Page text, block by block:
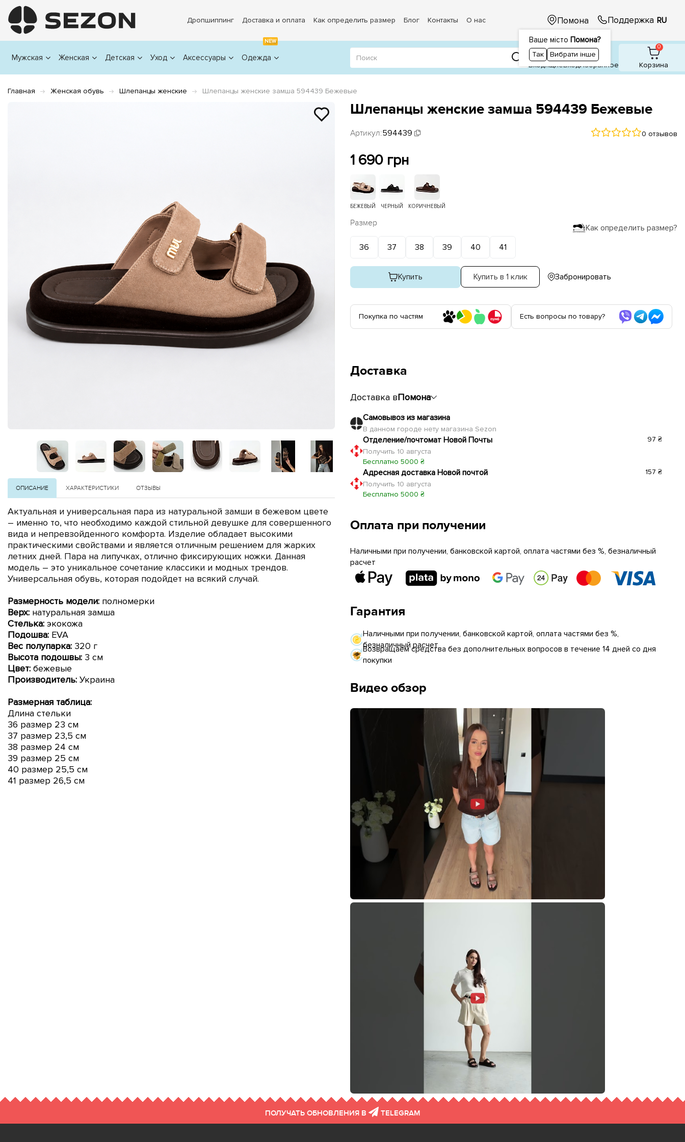
Дропшиппинг Доставка и оплата Как определить размер Блог Контакты О нас Помона
Ваше місто Помона?
Так Вибрати інше
Поддержка RU
Мужская Женская Детская Уход Аксессуары
NEW
Одежда
1
ВходящиеВходИзбранное
0
Корзина
Главная Женская обувь Шлепанцы женские Шлепанцы женские замша 594439 Бежевые
Шлепанцы женские замша 594439 Бежевые
Артикул:594439 0 отзывов
1 690 грн
БЕЖЕВЫЙ ЧЕРНЫЙ КОРИЧНЕВЫЙ
Как определить размер?
Размер
36 37 38 39 40 41
Купить Купить в 1 клик Забронировать
Покупка по частям Есть вопросы по товару?
Доставка
Доставка вПомона
Самовывоз из магазина
В данном городе нету магазина Sezon
Отделение/почтомат Новой Почты
Получить 10 августа
Бесплатно 5000 ₴
97 ₴
Адресная доставка Новой почтой
Получить 10 августа
Бесплатно 5000 ₴
157 ₴
Оплата при получении
Наличными при получении, банковской картой, оплата частями без %, безналичный
расчет
Гарантия
Наличными при получении, банковской картой, оплата частями без %,
безналичный расчет
Возвращаем средства без дополнительных вопросов в течение 14 дней со дня
покупки
Видео обзор
ОПИСАНИЕ ХАРАКТЕРИСТИКИ ОТЗЫВЫ
Актуальная и универсальная пара из натуральной замши в бежевом цвете
– именно то, что необходимо каждой стильной девушке для совершенного
вида и непревзойденного комфорта. Изделие обладает высокими
практическими свойствами и является отличным решением для жарких
летних дней. Пара на липучках, отлично фиксирующих ножки. Данная
модель – это уникальное сочетание классики и модных трендов.
Универсальная обувь, которая подойдет на всякий случай.
Размерность модели: полномерки
Верх: натуральная замша
Стелька: экокожа
Подошва: EVA
Вес полупарка: 320 г
Высота подошвы: 3 см
Цвет: бежевые
Производитель: Украина
Размерная таблица:
Длина стельки
36 размер 23 см
37 размер 23,5 см
38 размер 24 см
39 размер 25 см
40 размер 25,5 см
41 размер 26,5 см
ПОЛУЧАТЬ ОБНОВЛЕНИЯ В TELEGRAM